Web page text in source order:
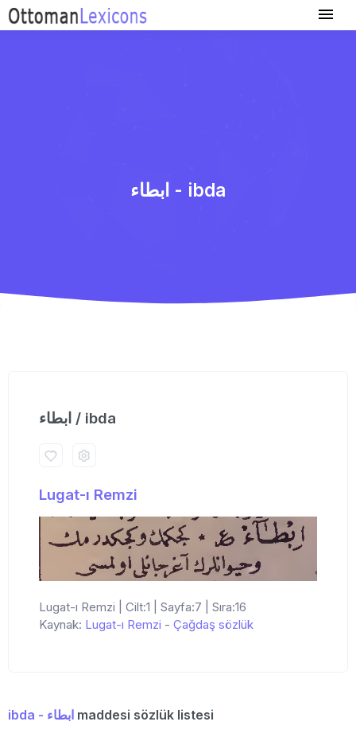
ابطاء - ibda
ابطاء / ibda
Lugat-ı Remzi
Lugat-ı Remzi | Cilt:1 | Sayfa:7 | Sıra:16
Kaynak: Lugat-ı Remzi - Çağdaş sözlük
ibda - ابطاء maddesi sözlük listesi